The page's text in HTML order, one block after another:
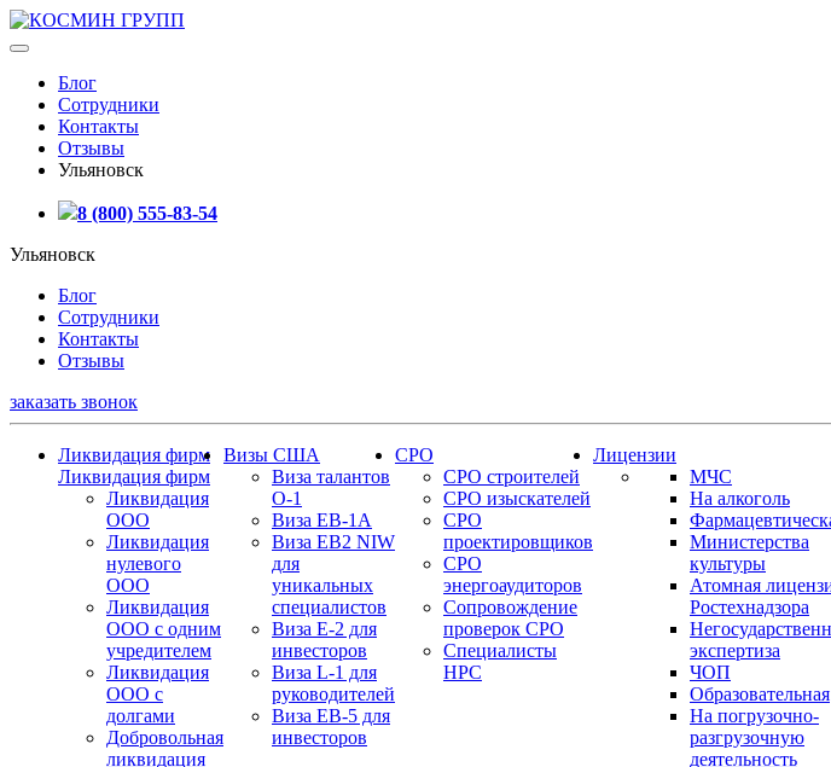
Блог
Сотрудники
Контакты
Отзывы
Ульяновск
8 (800) 555-83-54
Ульяновск
Блог
Сотрудники
Контакты
Отзывы
заказать звонок
Ликвидация фирм
Ликвидация фирм
Ликвидация
ООО
Ликвидация
нулевого
ООО
Ликвидация
ООО с одним
учредителем
Ликвидация
ООО с
долгами
Добровольная
ликвидация
Визы США
Виза талантов
О-1
Виза EB-1A
Виза EB2 NIW
для
уникальных
специалистов
Виза E-2 для
инвесторов
Виза L-1 для
руководителей
Виза EB-5 для
инвесторов
СРО
СРО строителей
СРО изыскателей
СРО
проектировщиков
СРО
энергоаудиторов
Сопровождение
проверок СРО
Специалисты
НРС
Лицензии
МЧС
На алкоголь
Министерства
культуры
Атомная
Ростехнадзора
экспертиза
ЧОП
Образовательная
На погрузочно-
разгрузочную
деятельность